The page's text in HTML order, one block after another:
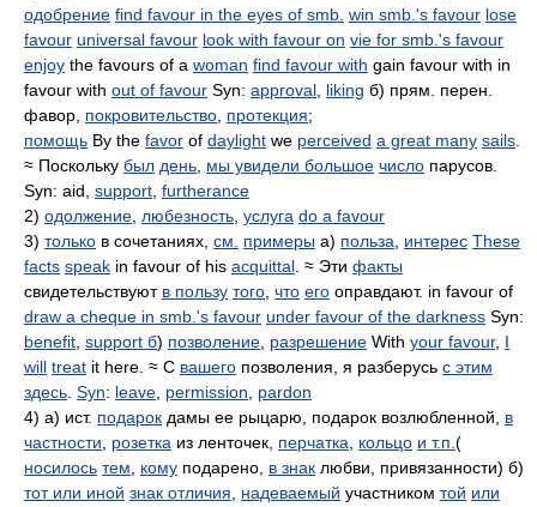
одобрение find favour in the eyes of smb. win smb.'s favour lose
favour universal favour look with favour on vie for smb.'s favour
enjoy the favours of a woman find favour with gain favour with in
favour with out of favour Syn: approval liking б) прям. перен.
фавор, покровительство протекция;
помощь By the favor of daylight we perceived a great many sails
≈ Поскольку был день мы увидели большое число парусов.
Syn: aid, support furtherance
2) одолжение любезность услуга do a favour
3) только в сочетаниях, см. примеры а) польза интерес These
facts speak in favour of his acquittal . ≈ Эти факты
свидетельствуют в пользу того что его оправдают. in favour of
draw a cheque in smb.'s favour under favour of the darkness Syn:
benefit support б) позволение разрешение With your favour, I
will treat it here. ≈ С вашего позволения, я разберусь с этим
здесь Syn: leave permission
pardon
4) а) ист. подарок дамы ее рыцарю, подарок возлюбленной, в
частности
розетка из ленточек, перчатка кольцо и т.п. (
носилось тем кому подарено, в знак любви, привязанности) б)
тот или иной знак отличия надеваемый участником той или